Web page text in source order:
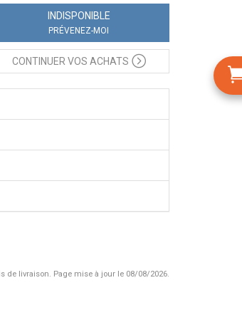
INDISPONIBLE
PRÉVENEZ-MOI
CONTINUER VOS ACHATS
de livraison. Page mise à jour le 08/08/2026.